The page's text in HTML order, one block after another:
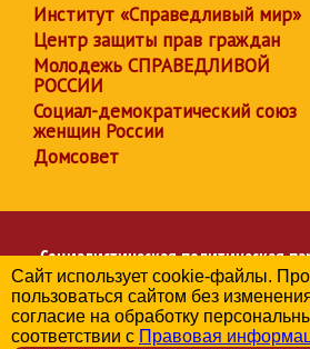
Институт «Справедливый мир»
Центр защиты прав граждан
Молодежь СПРАВЕДЛИВОЙ
РОССИИ
Социал-демократический союз
женщин России
Домсовет
Социалистическая политическая
РОССИЯ
Региональное отделение партии в
© 2006-2026
Сайт использует cookie-файлы.
пользоваться сайтом без
согласие на обработку
соответствии с Правовая